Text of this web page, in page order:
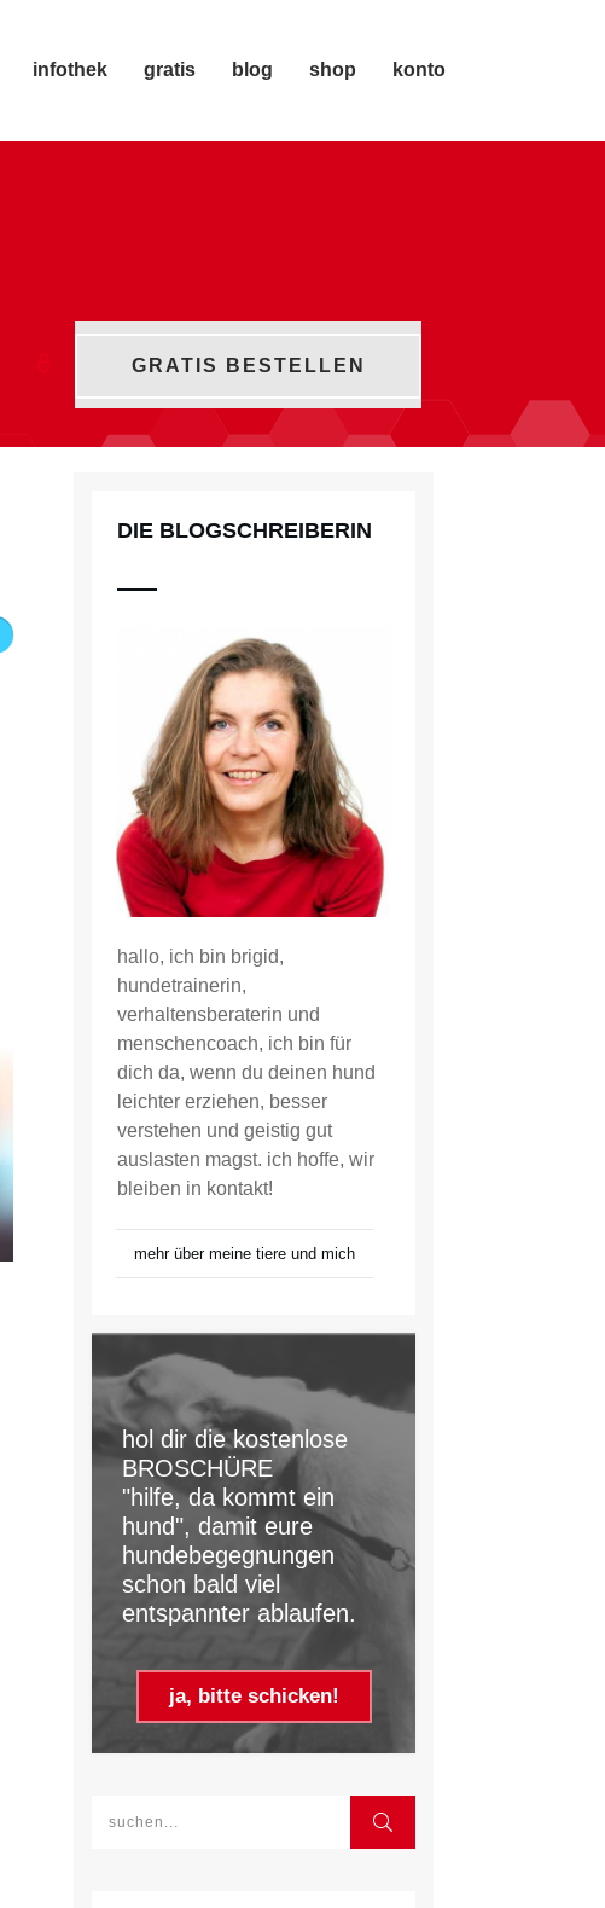
infothek gratis blog shop konto
GRATIS BESTELLEN
DIE BLOGSCHREIBERIN
hallo, ich bin brigid,
hundetrainerin,
verhaltensberaterin und
menschencoach, ich bin für
dich da, wenn du deinen hund
leichter erziehen, besser
verstehen und geistig gut
auslasten magst. ich hoffe, wir
bleiben in kontakt!
mehr über meine tiere und mich
hol dir die kostenlose
BROSCHÜRE
"hilfe, da kommt ein
hund", damit eure
hundebegegnungen
schon bald viel
entspannter ablaufen.
ja, bitte schicken!